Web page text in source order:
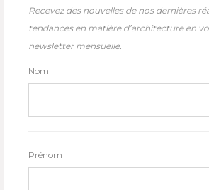
Recevez des nouvelles de nos dernières
tendances en matière d’architecture en
newsletter mensuelle.
Nom
Prénom